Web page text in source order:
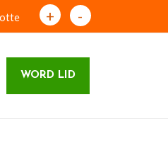
+ -
WORD LID